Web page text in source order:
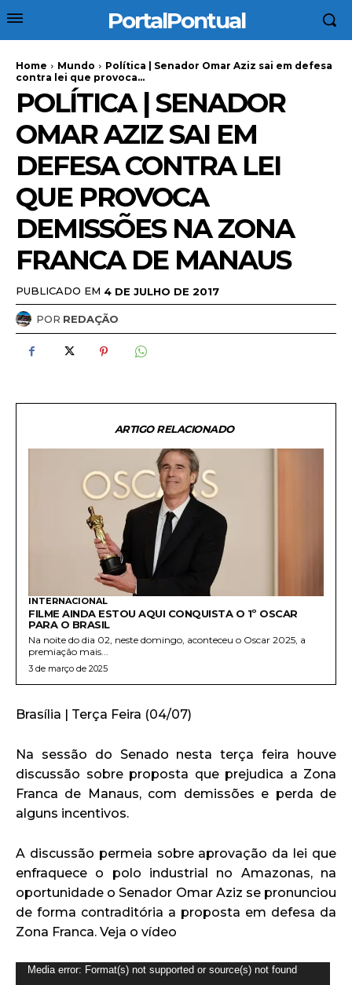
PortalPontual
Home Mundo
Política | Senador Omar Aziz sai em defesa
contra lei que provoca...
POLÍTICA | SENADOR
OMAR AZIZ SAI EM
DEFESA CONTRA LEI
QUE PROVOCA
DEMISSÕES NA ZONA
FRANCA DE MANAUS
PUBLICADO EM 4 DE JULHO DE 2017
POR REDAÇÃO
ARTIGO RELACIONADO
INTERNACIONAL
FILME AINDA ESTOU AQUI CONQUISTA O 1º OSCAR
PARA O BRASIL
Na noite do dia 02, neste domingo, aconteceu o Oscar 2025, a
premiação mais...
3 de março de 2025
Brasília | Terça Feira (04/07)
Na sessão do Senado nesta terça feira houve
discussão sobre proposta que prejudica a Zona
Franca de Manaus, com demissões e perda de
alguns incentivos.
A discussão permeia sobre aprovação da lei que
enfraquece o polo industrial no Amazonas, na
oportunidade o Senador Omar Aziz se pronunciou
de forma contraditória a proposta em defesa da
Zona Franca. Veja o vídeo
Media error: Format(s) not supported or source(s) not found